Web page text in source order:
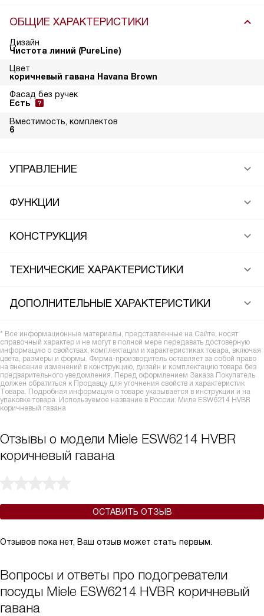
ОБЩИЕ ХАРАКТЕРИСТИКИ
Дизайн
Чистота линий (PureLine)
Цвет
коричневый гавана Havana Brown
Фасад без ручек
Есть
Вместимость, комплектов
6
УПРАВЛЕНИЕ
ФУНКЦИИ
КОНСТРУКЦИЯ
ТЕХНИЧЕСКИЕ ХАРАКТЕРИСТИКИ
ДОПОЛНИТЕЛЬНЫЕ ХАРАКТЕРИСТИКИ
* Все информационные материалы, представленные на Сайте, носят
справочный характер и не могут в полной мере передавать достоверную
информацию о свойствах, комплектации и характеристиках товара, включая
цвета, размеры и формы. Фирма-производитель оставляет за собой право
на внесение изменений в конструкцию, дизайн и комплектацию товара без
предварительного уведомления. Перед оформлением Заказа Покупатель
должен обратиться к Продавцу для уточнения свойств и характеристик
Товара. Подробная информация о товаре указывается в инструкции и на
упаковке товара. Используемое название в России: Миле ESW6214 HVBR
коричневый гавана
Отзывы о модели Miele ESW6214 HVBR
коричневый гавана
ОСТАВИТЬ ОТЗЫВ
Отзывов пока нет, Ваш отзыв может стать первым.
Вопросы и ответы про подогреватели
посуды Miele ESW6214 HVBR коричневый
гавана